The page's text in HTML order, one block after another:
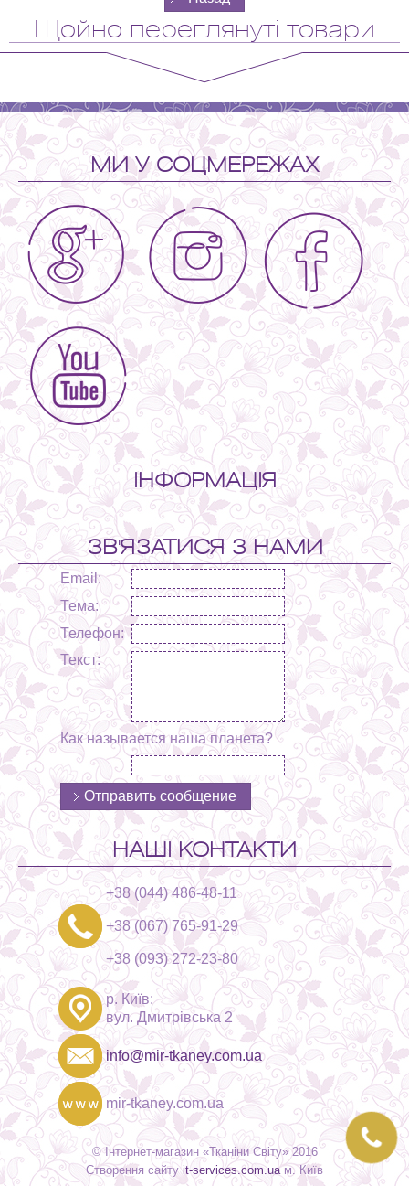
Щойно переглянуті товари
МИ У СОЦМЕРЕЖАХ
ІНФОРМАЦІЯ
ЗВ'ЯЗАТИСЯ З НАМИ
Email:
Тема:
Телефон:
Текст:
Как называется наша планета?
НАШІ КОНТАКТИ
+38 (044) 486-48-11
+38 (067) 765-91-29
+38 (093) 272-23-80
р. Київ:
вул. Дмитрівська 2
info@mir-tkaney.com.ua
mir-tkaney.com.ua
© Інтернет-магазин «Тканіни Світу» 2016
Створення сайтуit-services.com.uaм. Київ